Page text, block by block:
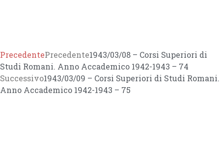
PrecedentePrecedente1943/03/08 – Corsi Superiori di
Studi Romani. Anno Accademico 1942-1943 – 74
Successivo1943/03/09 – Corsi Superiori di Studi Romani.
Anno Accademico 1942-1943 – 75